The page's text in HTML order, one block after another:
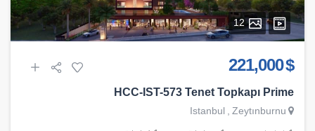
12
$ 221,000
HCC-IST-573 Tenet Topkapı Prime
Istanbul , Zeytınburnu